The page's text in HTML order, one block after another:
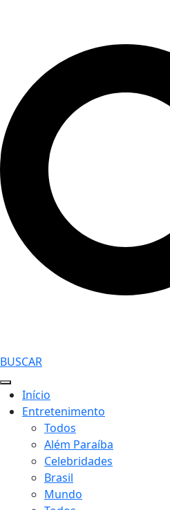
BUSCAR
Início
Entretenimento
Todos
Além Paraíba
Celebridades
Brasil
Mundo